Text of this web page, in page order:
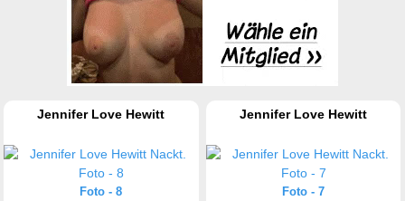
Jennifer Love Hewitt
Foto - 8
Jennifer Love Hewitt
Foto - 7